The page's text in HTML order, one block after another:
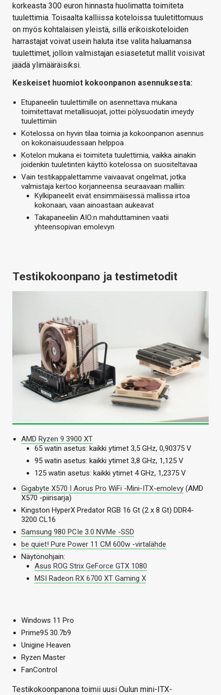
korkeasta 300 euron hinnasta huolimatta toimiteta
tuulettimia. Toisaalta kalliissa koteloissa tuuletittomuus
on myös kohtalaisen yleistä, sillä erikoiskoteloiden
harrastajat voivat usein haluta itse valita haluamansa
tuulettimet, jolloin valmistajan esiasetetut mallit voisivat
jäädä ylimääräisiksi.
Keskeiset huomiot kokoonpanon asennuksesta:
Etupaneelin tuulettimille on asennettava mukana
toimitettavat metallisuojat, jottei pölysuodatin imeydy
tuulettimiin
Kotelossa on hyvin tilaa toimia ja kokoonpanon asennus
on kokonaisuudessaan helppoa
Kotelon mukana ei toimiteta tuulettimia, vaikka ainakin
joidenkin tuuletinten käyttö kotelossa on suositeltavaa
Vain testikappalettamme vaivaavat ongelmat, jotka
valmistaja kertoo korjanneensa seuraavaan malliin:
Kylkipaneelit eivät ensimmäisessä mallissa irtoa
kokonaan, vaan ainoastaan aukeavat
Takapaneeliin AIO:n mahduttaminen vaatii
yhteensopivan emolevyn
Testikokoonpano ja testimetodit
AMD Ryzen 9 3900 XT
65 watin asetus: kaikki ytimet 3,5 GHz, 0,90375 V
95 watin asetus: kaikki ytimet 3,8 GHz, 1,125 V
125 watin asetus: kaikki ytimet 4 GHz, 1,2375 V
Gigabyte X570 I Aorus Pro WiFi -Mini-ITX-emolevy (AMD
X570 -piirisarja)
Kingston HyperX Predator RGB 16 Gt (2 x 8 Gt) DDR4-
3200 CL16
Samsung 980 PCIe 3.0 NVMe -SSD
be quiet! Pure Power 11 CM 600w -virtalähde
Näytönohjain:
Asus ROG Strix GeForce GTX 1080
MSI Radeon RX 6700 XT Gaming X
Windows 11 Pro
Prime95 30.7b9
Unigine Heaven
Ryzen Master
FanControl
Testikokoonpanona toimii uusi Oulun mini-ITX-